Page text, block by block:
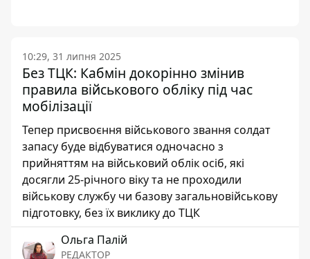
10:29, 31 липня 2025
Без ТЦК: Кабмін докорінно змінив
правила військового обліку під час
мобілізації
Тепер присвоєння військового звання солдат
запасу буде відбуватися одночасно з
прийняттям на військовий облік осіб, які
досягли 25-річного віку та не проходили
військову службу чи базову загальновійськову
підготовку, без їх виклику до ТЦК
Ольга Палій
РЕДАКТОР